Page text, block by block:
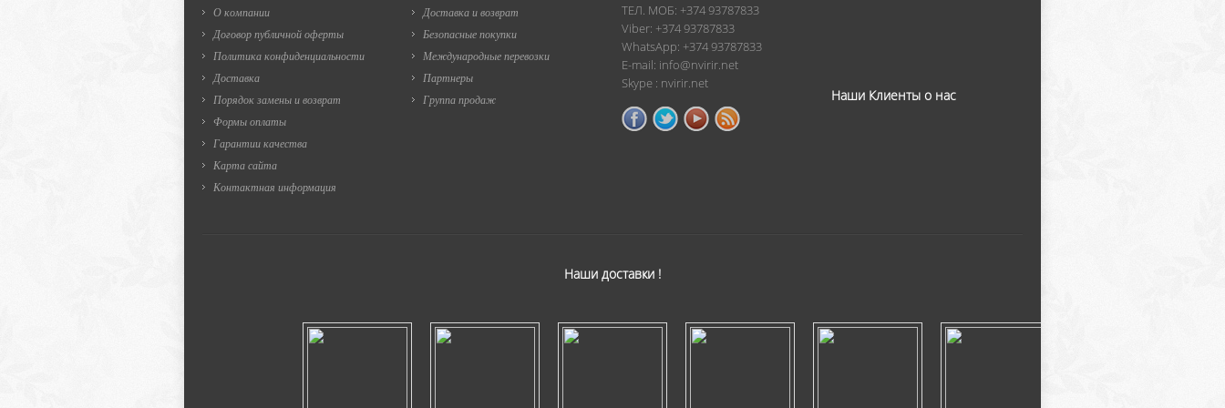
О компании
Договор публичной оферты
Политика конфиденциальности
Доставка
Порядок замены и возврат
Формы оплаты
Гарантии качества
Карта сайта
Контактная информация
Доставка и возврат
Безопасные покупки
Международные перевозки
Партнеры
Группа продаж
ТЕЛ. МОБ: +374 93787833
Viber: +374 93787833
WhatsApp: +374 93787833
E-mail: info@nvirir.net
Skype : nvirir.net
Наши Клиенты о нас
Наши доставки !